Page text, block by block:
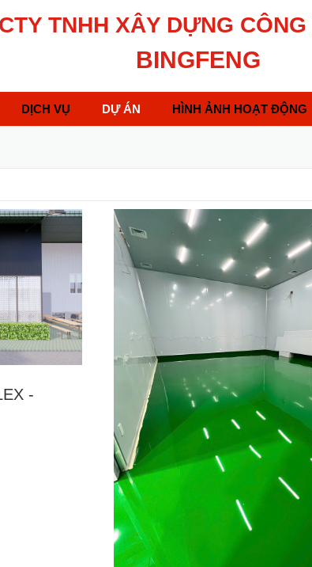
CTY TNHH XÂY DỰNG
BINGFENG
DỊCH VỤ DỰ ÁN HÌNH ẢNH HOẠT ĐỘNG
-